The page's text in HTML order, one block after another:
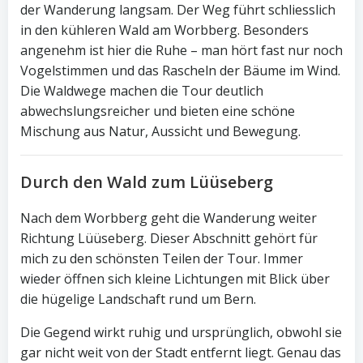
der Wanderung langsam. Der Weg führt schliesslich
in den kühleren Wald am Worbberg. Besonders
angenehm ist hier die Ruhe – man hört fast nur noch
Vogelstimmen und das Rascheln der Bäume im Wind.
Die Waldwege machen die Tour deutlich
abwechslungsreicher und bieten eine schöne
Mischung aus Natur, Aussicht und Bewegung.
Durch den Wald zum Lüüseberg
Nach dem Worbberg geht die Wanderung weiter
Richtung Lüüseberg. Dieser Abschnitt gehört für
mich zu den schönsten Teilen der Tour. Immer
wieder öffnen sich kleine Lichtungen mit Blick über
die hügelige Landschaft rund um Bern.
Die Gegend wirkt ruhig und ursprünglich, obwohl sie
gar nicht weit von der Stadt entfernt liegt. Genau das